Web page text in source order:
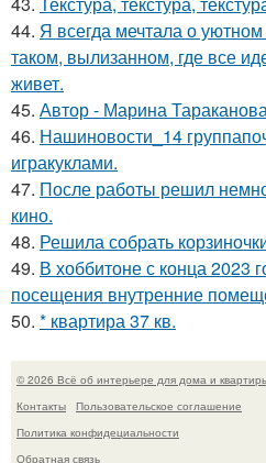
44. Я всегда мечтала о
таком, вылизанном, где все
живет.
45. Автор - Марина
46. Нашиновости_14
игракуклами.
47. После работы решил
кино.
48. Решила собрать
49. В хоббитоне с конца 2023
посещения внутренние
50. * квартира 37 кв.
© 2026 Всё об интерьере для дома и
Контакты
Пользовательское соглашение
Политика конфидециальности
Обратная связь